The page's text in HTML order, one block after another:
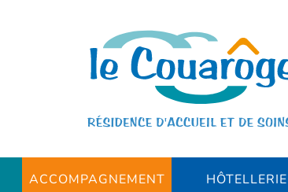
ACCOMPAGNEMENT HÔTELLERIE